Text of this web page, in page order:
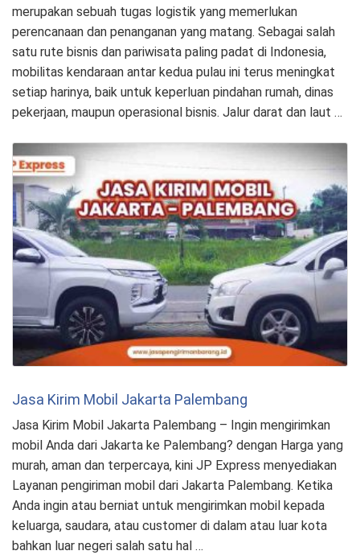
merupakan sebuah tugas logistik yang memerlukan
perencanaan dan penanganan yang matang. Sebagai salah
satu rute bisnis dan pariwisata paling padat di Indonesia,
mobilitas kendaraan antar kedua pulau ini terus meningkat
setiap harinya, baik untuk keperluan pindahan rumah, dinas
pekerjaan, maupun operasional bisnis. Jalur darat dan laut …
Jasa Kirim Mobil Jakarta Palembang
Jasa Kirim Mobil Jakarta Palembang – Ingin mengirimkan
mobil Anda dari Jakarta ke Palembang? dengan Harga yang
murah, aman dan terpercaya, kini JP Express menyediakan
Layanan pengiriman mobil dari Jakarta Palembang. Ketika
Anda ingin atau berniat untuk mengirimkan mobil kepada
keluarga, saudara, atau customer di dalam atau luar kota
bahkan luar negeri salah satu hal …